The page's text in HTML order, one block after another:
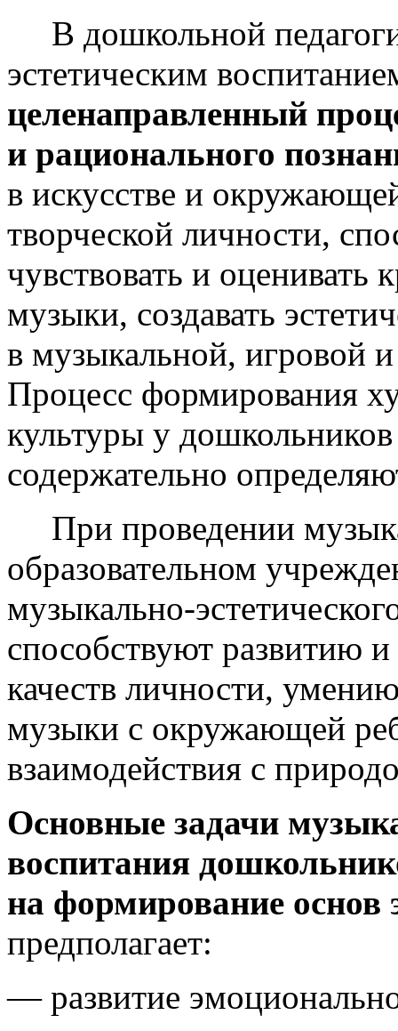
В дошкольной
эстетическим
целенаправленный
и рационального
в искусстве и
творческой личности,
чувствовать и оценивать
музыки, создавать
в музыкальной, игровой
Процесс формирования
культуры у
содержательно
При проведении
образовательном
музыкально-
способствуют развитию
качеств личности,
музыки с окружающей
взаимодействия с
Основные задачи
воспитания
на формирование основ
предполагает:
— развитие